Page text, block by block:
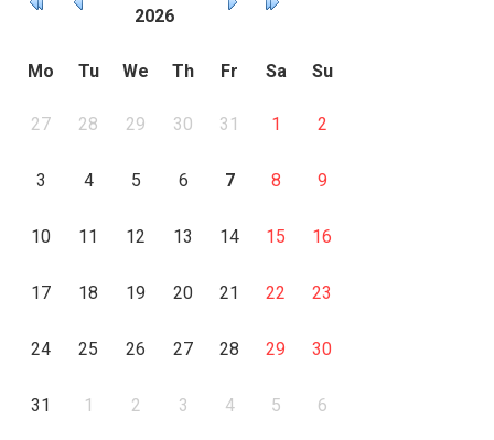
2026
Mo Tu We Th Fr Sa Su
27 28 29 30 31 1 2
3 4 5 6 7 8 9
10 11 12 13 14 15 16
17 18 19 20 21 22 23
24 25 26 27 28 29 30
31 1 2 3 4 5 6